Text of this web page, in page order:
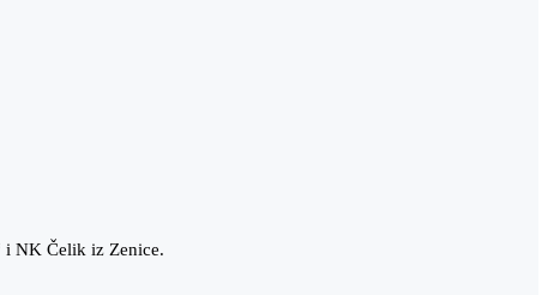
i NK Čelik iz Zenice.